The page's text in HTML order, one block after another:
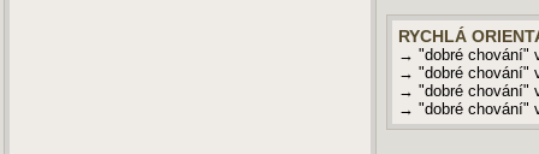
RYCHLÁ
→ "dobré chování"
→ "dobré chování"
→ "dobré chování"
→ "dobré chování"